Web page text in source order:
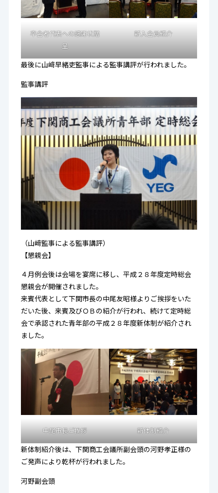
卒会者代表への感謝状贈
呈
新入会員紹介
最後に山﨑早緒吏監事による監事講評が行われました。
監事講評
（山﨑監事による監事講評）
【懇親会】
４月例会後は会場を宴席に移し、平成２８年度定時総会
懇親会が開催されました。
来賓代表として下関市長の中尾友昭様よりご挨拶をいた
だいた後、来賓及びＯＢの紹介が行われ、続けて定時総
会で承認された青年部の平成２８年度新体制が紹介され
ました。
中尾市長ご挨拶 新体制紹介
新体制紹介後は、下関商工会議所副会頭の河野孝正様の
ご発声により乾杯が行われました。
河野副会頭